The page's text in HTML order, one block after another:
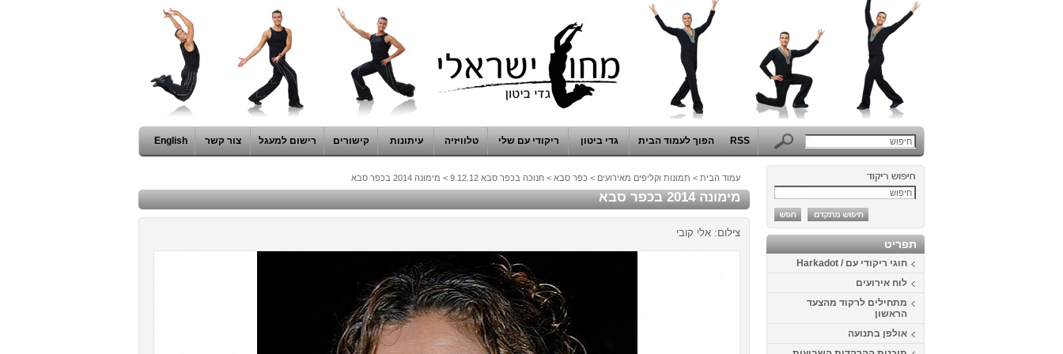
RSS הפוך לעמוד הבית גדי ביטון ריקודי עם שלי טלוויזיה עיתונות קישורים רישום למעגל צור קשר English
תפריט
חוגי ריקודי עם / Harkadot
לוח אירועים
מתחילים לרקוד מהצעד
הראשון
אולפן בתנועה
עמוד הבית > תמונות וקליפים מאירועים > כפר סבא > חנוכה בכפר סבא 9.12.12 > מימונה 2014 בכפר סבא
מימונה 2014 בכפר סבא
צילום: אלי קובי